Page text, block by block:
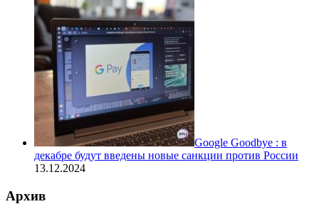
Google Goodbye : в
декабре будут введены новые санкции против России
13.12.2024
Архив